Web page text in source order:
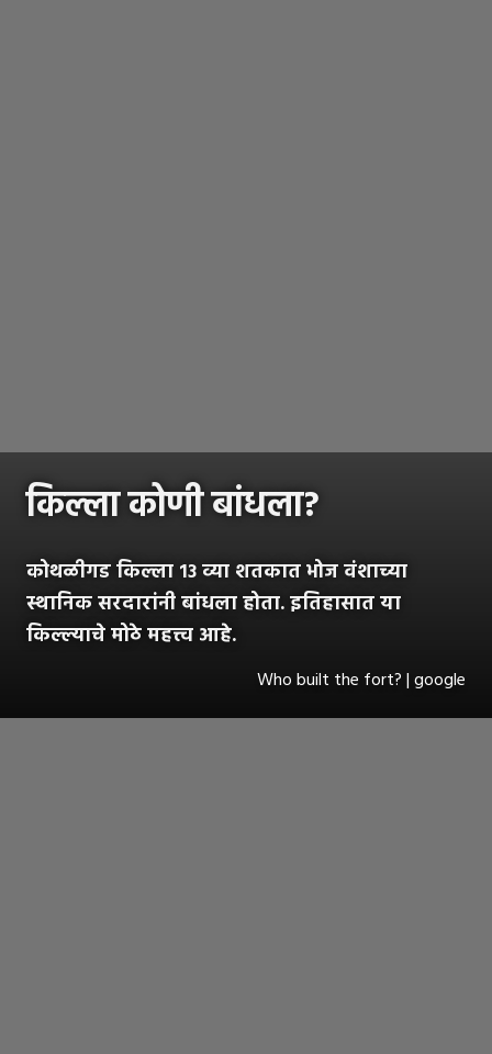
किल्ला कोणी बांधला?
कोथळीगड किल्ला १३ व्या शतकात भोज वंशाच्या
स्थानिक सरदारांनी बांधला होता. इतिहासात या
किल्ल्याचे मोठे महत्त्व आहे.
Who built the fort? | google